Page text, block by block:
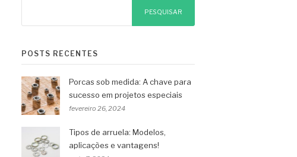
PESQUISAR
POSTS RECENTES
Porcas sob medida: A chave para
sucesso em projetos especiais
fevereiro 26, 2024
Tipos de arruela: Modelos,
aplicações e vantagens!